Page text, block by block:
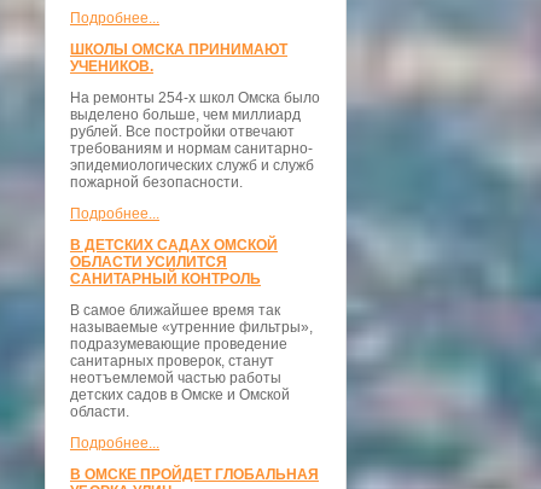
Подробнее...
ШКОЛЫ ОМСКА ПРИНИМАЮТ
УЧЕНИКОВ.
На ремонты 254-х школ Омска было
выделено больше, чем миллиард
рублей. Все постройки отвечают
требованиям и нормам санитарно-
эпидемиологических служб и служб
пожарной безопасности.
Подробнее...
В ДЕТСКИХ САДАХ ОМСКОЙ
ОБЛАСТИ УСИЛИТСЯ
САНИТАРНЫЙ КОНТРОЛЬ
В самое ближайшее время так
называемые «утренние фильтры»,
подразумевающие проведение
санитарных проверок, станут
неотъемлемой частью работы
детских садов в Омске и Омской
области.
Подробнее...
В ОМСКЕ ПРОЙДЕТ ГЛОБАЛЬНАЯ